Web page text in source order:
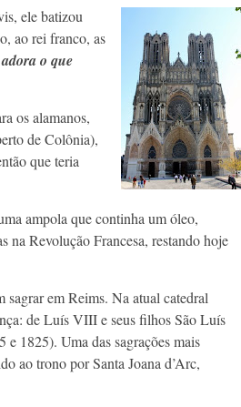
ele batizou
ao rei franco, as
o que
os alamanos,
de Colônia),
que teria
ampola que continha um óleo,
na Revolução Francesa, restando hoje
sagrar em Reims. Na atual catedral
de Luís VIII e seus filhos São Luís
1825). Uma das sagrações mais
ao trono por Santa Joana d’Arc,